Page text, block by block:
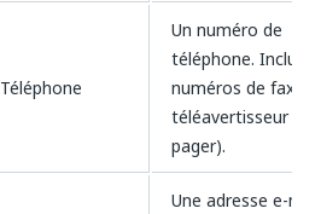
Téléphone
Un numéro de
téléphone. Inclut
numéros de fax et
téléavertisseur (ou
pager).
Une adresse e-